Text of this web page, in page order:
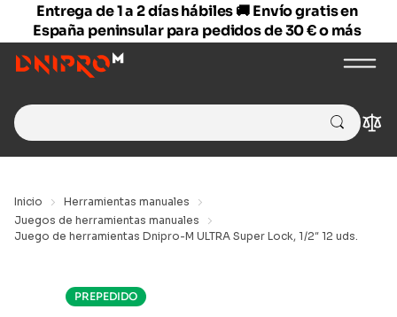
Entrega de 1 a 2 días hábiles 🚚 Envío gratis en
España peninsular para pedidos de 30 € o más
Search
for:
Inicio
Herramientas manuales
Juegos de herramientas manuales
Juego de herramientas Dnipro-M ULTRA Super Lock, 1/2″ 12 uds.
PREPEDIDO